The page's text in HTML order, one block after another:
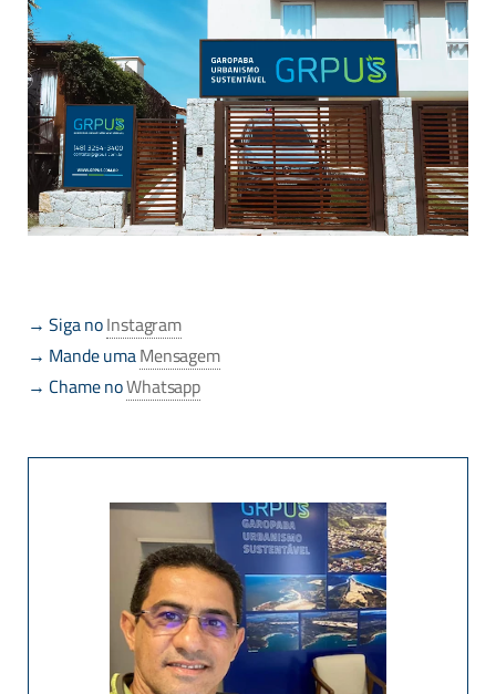
→ Siga noInstagram
→ Mande umaMensagem
→ Chame noWhatsapp